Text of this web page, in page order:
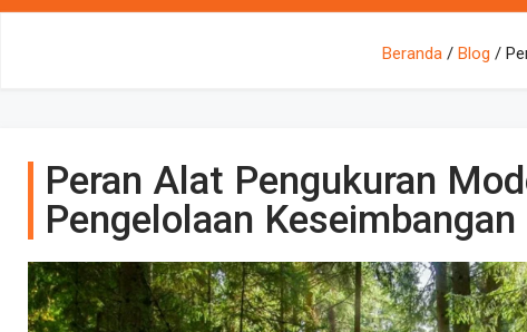
Beranda/ Blog /
Peran Alat Pengukuran
Pengelolaan